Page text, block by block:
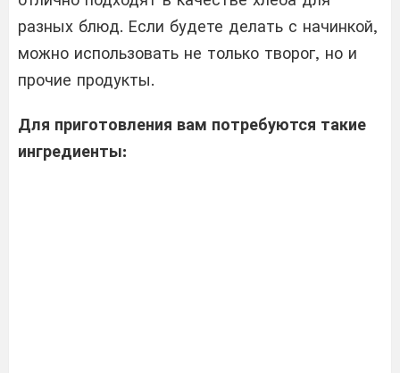
разных блюд. Если будете делать с начинкой,
можно использовать не только творог, но и
прочие продукты.
Для приготовления вам потребуются такие
ингредиенты: